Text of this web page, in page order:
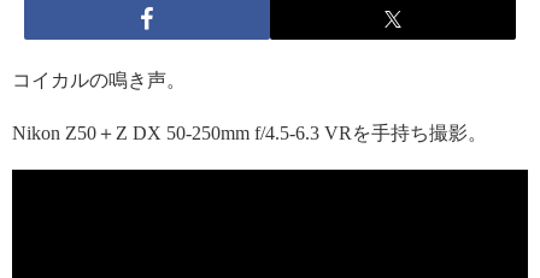
コイカルの鳴き声。
Nikon Z50＋Z DX 50-250mm f/4.5-6.3 VRを手持ち撮影。